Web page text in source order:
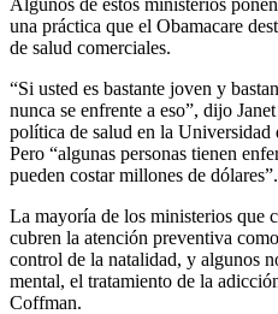
una práctica que el Obamacare
de salud comerciales.
“Si usted es bastante joven y
nunca se enfrente a eso”, dijo
política de salud en la
Pero “algunas personas tienen
pueden costar millones de dólares”.
La mayoría de los ministerios que
cubren la atención preventiva
control de la natalidad, y algunos
mental, el tratamiento de la
Coffman.